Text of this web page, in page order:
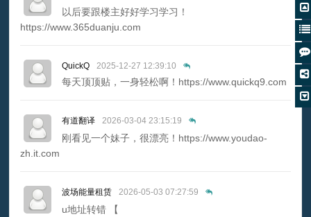
以后要跟楼主好好学习学习！
https://www.365duanju.com
QuickQ 2025-12-27 12:39:10
每天顶顶贴，一身轻松啊！https://www.quickq9.com
有道翻译 2026-03-04 23:15:19
刚看见一个妹子，很漂亮！https://www.youdao-
zh.it.com
波场能量租赁 2026-05-03 07:27:59
u地址转错 【